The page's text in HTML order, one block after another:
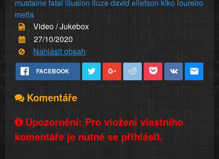
mustainefatal illusion iluzedavid ellefson kiko loureiro
metla
Video / Jukebox
27/10/2020
Nahlásit obsah
FACEBOOK
Komentáře
Upozornění: Pro vložení vlastního
komentáře je nutné se přihlásit.